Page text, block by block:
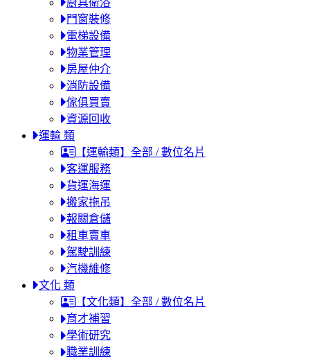
廚具衛浴
門窗裝修
電梯設備
物業管理
房屋仲介
消防設備
傢俱買賣
資源回收
運輸 類
【運輸類】全部 / 數位名片
客運服務
貨運海運
搬家拖吊
報關倉儲
租車賣車
駕駛訓練
汽機維修
文化 類
【文化類】全部 / 數位名片
育才補習
學術研究
職業訓練